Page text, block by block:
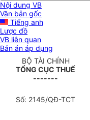
Nội dung VB
Văn bản gốc
Tiếng anh
Lược đồ
VB liên quan
Bản án áp dụng
BỘ TÀI CHÍNH
TỔNG CỤC THUẾ
-------
Số: 2145/QĐ-TCT